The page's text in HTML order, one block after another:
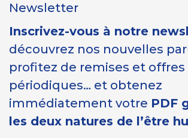
Newsletter
Inscrivez-vous à notre
découvrez nos nouvelles
profitez de remises et offres
périodiques… et obtenez
immédiatement votre PDF
les deux natures de l’être